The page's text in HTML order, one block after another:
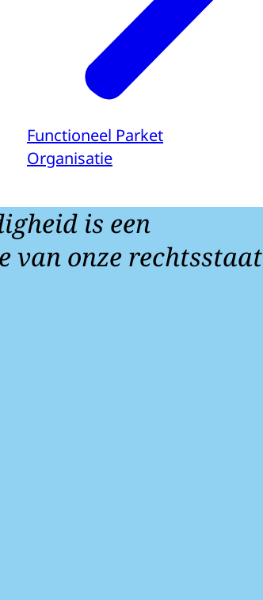
Functioneel Parket
Organisatie
is een
van onze rechtsstaat